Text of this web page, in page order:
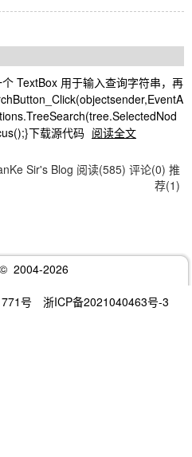
TextBox 用于输入查询字符串，再
下载源代码 阅读全文
Sir's Blog 阅读(585) 评论(0) 推
荐(1)
© 2004-2026
号 浙ICP备2021040463号-3